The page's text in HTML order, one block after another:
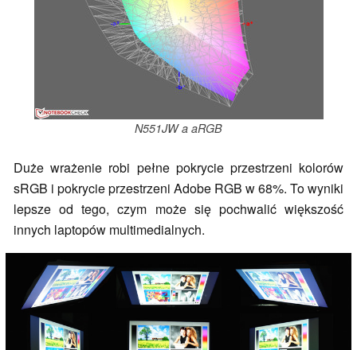
N551JW a aRGB
Duże wrażenie robi pełne pokrycie przestrzeni kolorów
sRGB i pokrycie przestrzeni Adobe RGB w 68%. To wyniki
lepsze od tego, czym może się pochwalić większość
innych laptopów multimedialnych.